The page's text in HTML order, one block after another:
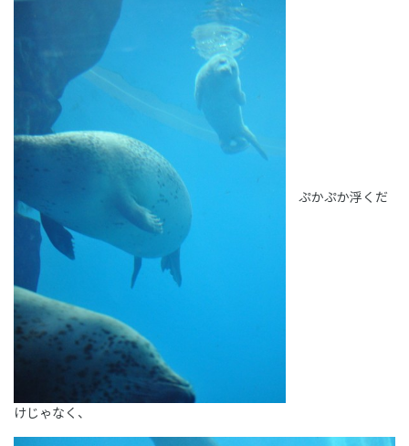
ぷかぷか浮くだ
けじゃなく、